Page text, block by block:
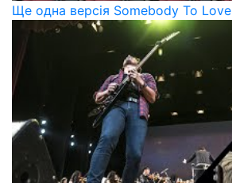
Ще одна версія Somebody To Love